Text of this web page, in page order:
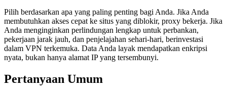
Pilih berdasarkan apa yang paling penting bagi Anda. Jika Anda
membutuhkan akses cepat ke situs yang diblokir, proxy bekerja. Jika
Anda menginginkan perlindungan lengkap untuk perbankan,
pekerjaan jarak jauh, dan penjelajahan sehari-hari, berinvestasi
dalam VPN terkemuka. Data Anda layak mendapatkan enkripsi
nyata, bukan hanya alamat IP yang tersembunyi.
Pertanyaan Umum